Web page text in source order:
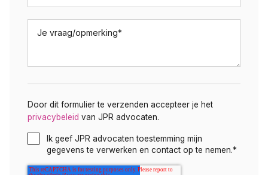
Je vraag/opmerking*
Door dit formulier te verzenden accepteer je het
privacybeleid van JPR advocaten.
Ik geef JPR advocaten toestemming mijn
gegevens te verwerken en contact op te nemen.*